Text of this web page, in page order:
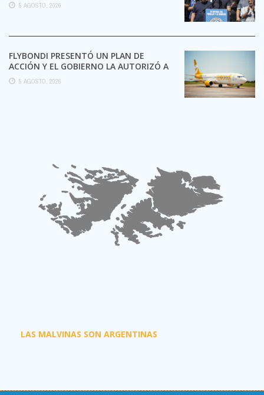
5 AGOSTO, 2026
FLYBONDI PRESENTÓ UN PLAN DE
ACCIÓN Y EL GOBIERNO LA AUTORIZÓ A
SEGUIR OPERANDO
5 AGOSTO, 2026
LAS MALVINAS SON ARGENTINAS